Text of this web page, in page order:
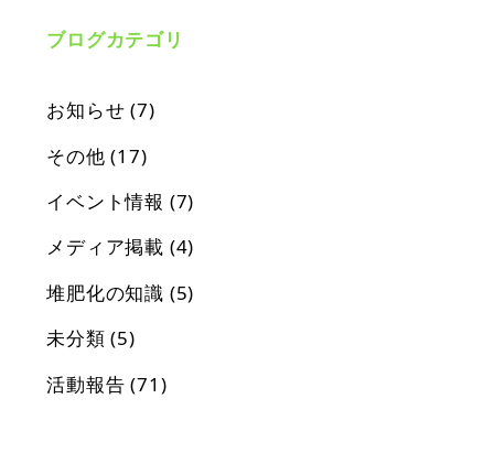
ブログカテゴリ
お知らせ (7)
その他 (17)
イベント情報 (7)
メディア掲載 (4)
堆肥化の知識 (5)
未分類 (5)
活動報告 (71)